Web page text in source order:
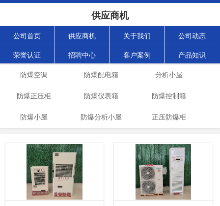
供应商机
公司首页 供应商机 关于我们 公司动态
荣誉认证 招聘中心 客户案例 产品知识
防爆空调 防爆配电箱 分析小屋
防爆正压柜 防爆仪表箱 防爆控制箱
防爆小屋 防爆分析小屋 正压防爆柜